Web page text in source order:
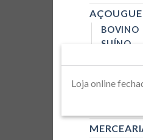
AÇOUGUE
BOVINO
SUÍNO
AVES
Loja online